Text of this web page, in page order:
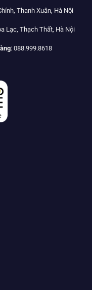
Thanh Xuân, Hà Nội
Lạc, Thạch Thất, Hà Nội
: 088.999.8618